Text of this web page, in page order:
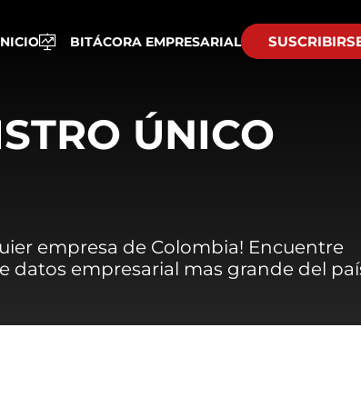
BITÁCORA EMPRESARIAL
ÚNICO
empresa de Colombia! Encuentre
datos empresarial mas grande del